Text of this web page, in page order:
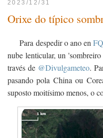
2023/12/31
Orixe do típico
Para despedir o ano en
nube lenticular, un
través de @Divulgameteo.
pasando pola China ou
suposto moitísimo menos, o